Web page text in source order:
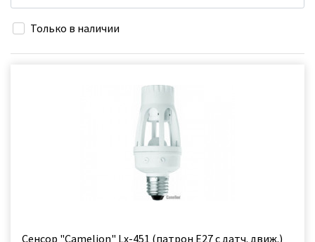
Только в наличии
Сенсор "Camelion" Lx-451 (патрон Е27 с датч. движ.)